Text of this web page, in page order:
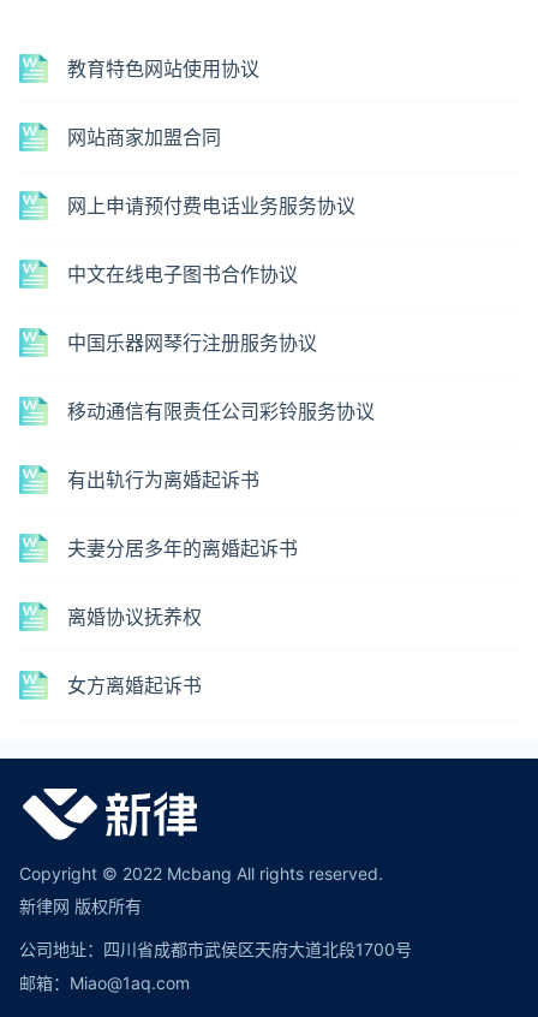
教育特色网站使用协议
网站商家加盟合同
网上申请预付费电话业务服务协议
中文在线电子图书合作协议
中国乐器网琴行注册服务协议
移动通信有限责任公司彩铃服务协议
有出轨行为离婚起诉书
夫妻分居多年的离婚起诉书
离婚协议抚养权
女方离婚起诉书
Copyright © 2022 Mcbang All rights reserved.
新律网 版权所有
公司地址：四川省成都市武侯区天府大道北段1700号
邮箱：Miao@1aq.com